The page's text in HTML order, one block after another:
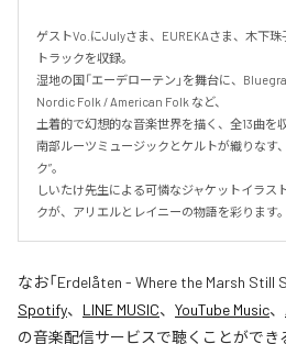
ゲストVo.にJulyさま、EUREKAさま、木下
トラックを収録。
湿地の国「エーデローテン」を舞台に、
Nordic Folk / American Folk など、
土着的で幻想的な音楽世界を描く、全13曲を収
南部ルーツミュージックとケルトが織りなす
ク”。
しいたけ先生による可憐なジャケットイラス
クが、アリエルとレイニーの物語を彩ります。
なお「Erdelåten - Where the Marsh Still
Spotify、 LINE MUSIC、 YouTube Music、
の音楽配信サービスで聴くことができ